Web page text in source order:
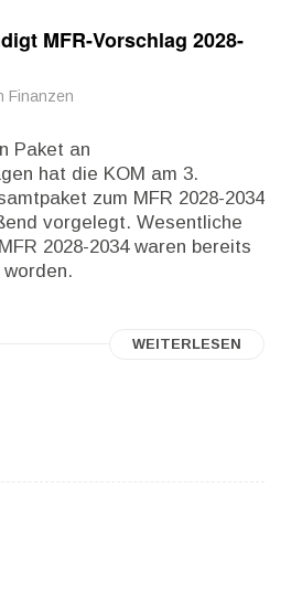
MFR-Vorschlag 2028-
Finanzen
Paket an
hat die KOM am 3.
zum MFR 2028-2034
vorgelegt. Wesentliche
2028-2034 waren bereits
WEITERLESEN